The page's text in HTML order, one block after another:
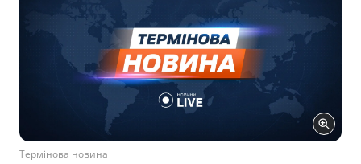
Термінова новина